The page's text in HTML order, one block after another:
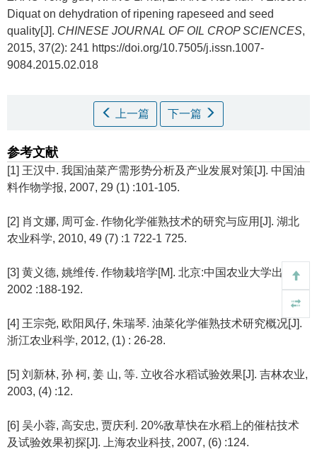
Diquat on dehydration of ripening rapeseed and seed
quality[J]. CHINESE JOURNAL OF OIL CROP SCIENCES,
2015, 37(2): 241 https://doi.org/10.7505/j.issn.1007-
9084.2015.02.018
上一篇 下一篇
参考文献
[1] 王汉中. 我国油菜产需形势分析及产业发展对策[J]. 中国油
料作物学报, 2007, 29 (1) :101-105.
[2] 肖文娜, 周可金. 作物化学催熟技术的研究与应用[J]. 湖北
农业科学, 2010, 49 (7) :1 722-1 725.
[3] 黄义德, 姚维传. 作物栽培学[M]. 北京:中国农业大学出版社,
2002 :188-192.
[4] 王宗尧, 欧阳凤仔, 朱瑞琴. 油菜化学催熟技术研究概况[J].
浙江农业科学, 2012, (1) : 26-28.
[5] 刘新林, 孙 柯, 姜 山, 等. 立收谷水稻试验效果[J]. 吉林农业,
2003, (4) :12.
[6] 吴小蓉, 高安忠, 贾庆利. 20%敌草快在水稻上的催枯技术
及试验效果初探[J]. 上海农业科技, 2007, (6) :124.